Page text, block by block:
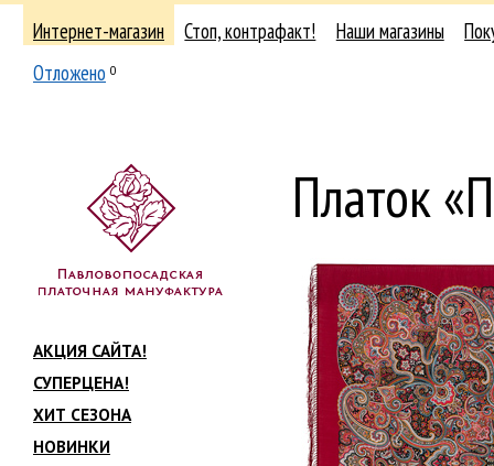
Интернет-магазин Стоп, контрафакт! Наши магазины
Отложено 0
АКЦИЯ САЙТА!
СУПЕРЦЕНА!
ХИТ СЕЗОНА
НОВИНКИ
Платок